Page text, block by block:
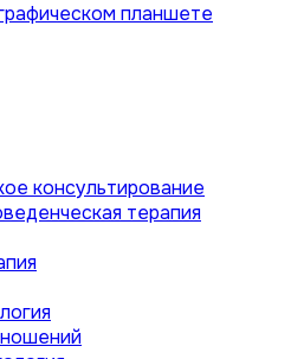
планшете
консультирование
терапия